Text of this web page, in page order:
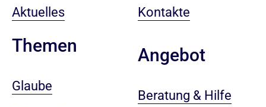
Aktuelles
Themen
Glaube
Kontakte
Angebot
Beratung & Hilfe